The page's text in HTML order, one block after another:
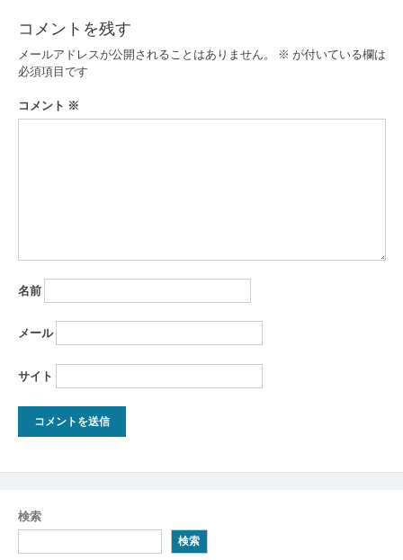
ゲ
ー
シ
ョ
コメントを残す
メールアドレスが公開されることはありません。 ※ が付いている欄は
必須項目です
コメント ※
名前
メール
サイト
検索
検索